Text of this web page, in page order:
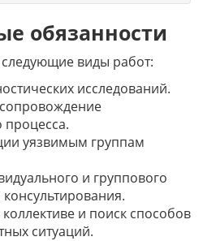
обязанности
виды работ:
исследований.
процесса.
уязвимым группам
и группового
и поиск способов
ситуаций.